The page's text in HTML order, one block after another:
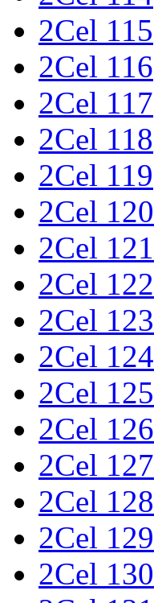
2Cel 115
2Cel 116
2Cel 117
2Cel 118
2Cel 119
2Cel 120
2Cel 121
2Cel 122
2Cel 123
2Cel 124
2Cel 125
2Cel 126
2Cel 127
2Cel 128
2Cel 129
2Cel 130